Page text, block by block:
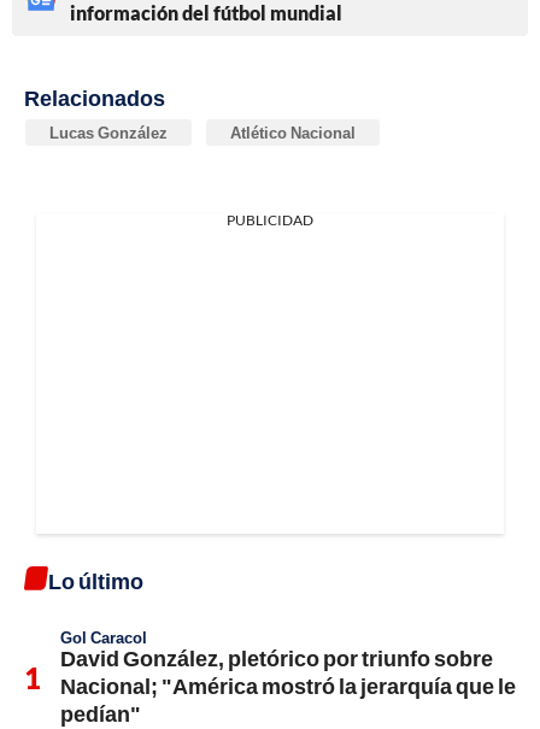
información del fútbol mundial
Relacionados
Lucas González Atlético Nacional
PUBLICIDAD
Lo último
Gol Caracol
David González, pletórico por triunfo sobre
Nacional; "América mostró la jerarquía que le
pedían"